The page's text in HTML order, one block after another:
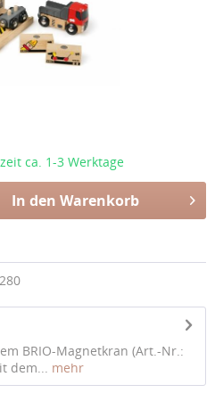
ca. 1-3 Werktage
In den Warenkorb
BRIO-Magnetkran (Art.-Nr.:
dem... mehr